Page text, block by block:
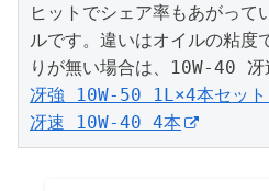
ヒットでシェア率もあがって
ルです。違いはオイルの粘度
冴強 10W-50 1L×4本セッ
冴速 10W-40 4本